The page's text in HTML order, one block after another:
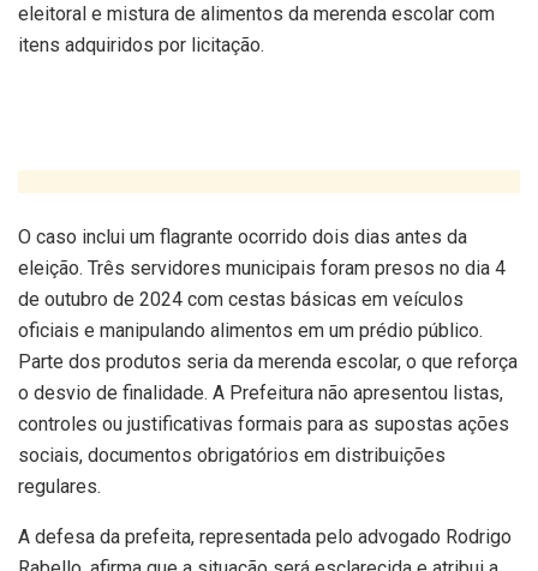
eleitoral e mistura de alimentos da merenda escolar com
itens adquiridos por licitação.
O caso inclui um flagrante ocorrido dois dias antes da
eleição. Três servidores municipais foram presos no dia 4
de outubro de 2024 com cestas básicas em veículos
oficiais e manipulando alimentos em um prédio público.
Parte dos produtos seria da merenda escolar, o que reforça
o desvio de finalidade. A Prefeitura não apresentou listas,
controles ou justificativas formais para as supostas ações
sociais, documentos obrigatórios em distribuições
regulares.
A defesa da prefeita, representada pelo advogado Rodrigo